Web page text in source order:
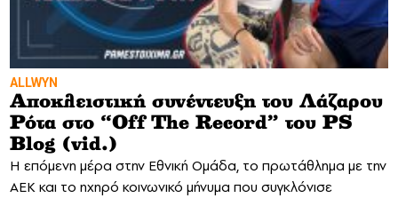
ALLWYN
Αποκλειστική συνέντευξη του Λάζαρου
Ρότα στο “Off The Record” του PS
Blog (vid.)
H επόμενη μέρα στην Εθνική Ομάδα, το πρωτάθλημα με την
ΑΕΚ και το ηχηρό κοινωνικό μήνυμα που συγκλόνισε